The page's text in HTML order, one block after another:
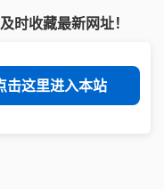
时收藏最新网址！
击这里进入本站